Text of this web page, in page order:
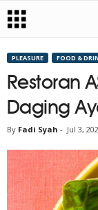
PLEASURE FOOD &
Restoran
Daging
By Fadi Syah - Jul 3,